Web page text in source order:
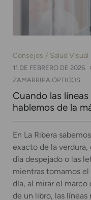
Consejos Salud Visual
11 DE FEBRERO DE 2026
ZAMARRIPA ÓPTICOS
Cuando las
hablemos de la
En La Ribera
exacto de la
día despejado o las
mientras tomamos el
día, al mirar el marco
de un libro, las